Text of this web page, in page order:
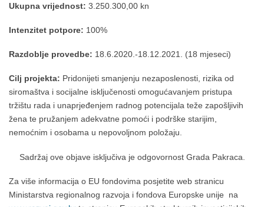
Ukupna vrijednost: 3.250.300,00 kn
Intenzitet potpore: 100%
Razdoblje provedbe: 18.6.2020.-18.12.2021. (18 mjeseci)
Cilj projekta: Pridonijeti smanjenju nezaposlenosti, rizika od
siromaštva i socijalne isključenosti omogućavanjem pristupa
tržištu rada i unaprjeđenjem radnog potencijala teže zapošljivih
žena te pružanjem adekvatne pomoći i podrške starijim,
nemoćnim i osobama u nepovoljnom položaju.
Sadržaj ove objave isključiva je odgovornost Grada Pakraca.
Za više informacija o EU fondovima posjetite web stranicu
Ministarstva regionalnog razvoja i fondova Europske unije na